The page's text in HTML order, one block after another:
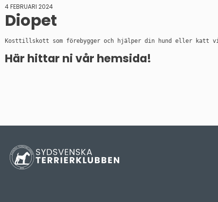
4 FEBRUARI 2024
Diopet
Kosttillskott som förebygger och hjälper din hund eller katt
Här hittar ni vår hemsida!